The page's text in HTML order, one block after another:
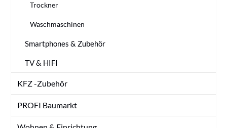
Trockner
Waschmaschinen
Smartphones & Zubehör
TV & HIFI
KFZ -Zubehör
PROFI Baumarkt